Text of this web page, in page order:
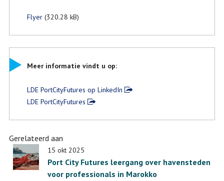
Flyer (320.28 kB)
Meer informatie vindt u op:
LDE PortCityFutures op LinkedIn
LDE PortCityFutures
Gerelateerd aan
15 okt 2025
Port City Futures leergang over havensteden
voor professionals in Marokko